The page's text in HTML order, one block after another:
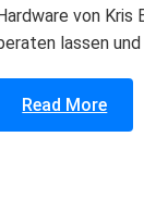
von Kris
lassen
Read More